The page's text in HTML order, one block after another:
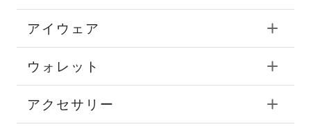
アイウェア
ウォレット
アクセサリー